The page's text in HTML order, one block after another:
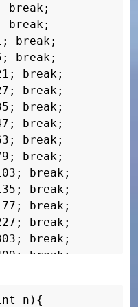
break;
break;
break;
break;
break;
break;
break;
break;
break;
break;
break;
break;
break;
break;
break;
break;
break;
n){